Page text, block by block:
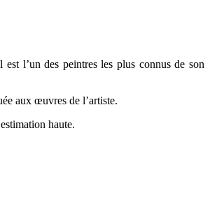
l’un des peintres les plus connus de son
aux œuvres de l’artiste.
haute.